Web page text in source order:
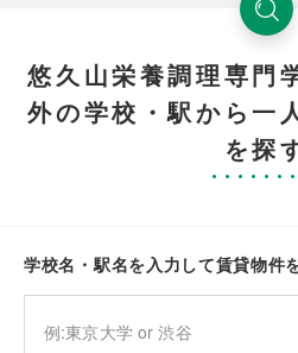
悠久山栄養調理専門
外の学校・駅から一
を探
学校名・駅名を入力して賃貸物件